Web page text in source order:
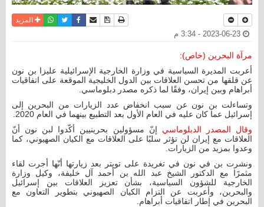
نسخة للطباعة
حفظ الموضوع
أرسل الى صديق
فيسبوكتويترواتسابالمزيد
مرآة البحرين (خاص):
أعربت المديرة السياسية في وزارة الخارجية الإسرائيلية عليزا بن نون
عن قلقها من تحسن العلاقات بين الدول الخليجية الموقعة على اتفاقيات
أبراهام وبين إيران، وفقًا لما ذكره مصدر دبلوماسي.
وتساءلت بن نون عن سبب انخفاض عدد الزيارات من البحرين إلى
إسرائيل عما كان عليه في العام الأول بعد التطبيع بينهما في العام 2020.
وقال المصدر الدبلوماسي إنّ مسؤولين بحرينيين أكّدوا لبن نون أنّ
العلاقات مع إيران لن تؤثر سلبًا على العلاقات مع الكيان الصهيوني، كما
وعدوا بمزيد من الزيارات.
ونشرت بن في نون في تغريدة على تويتر بعد زيارتها أنّها أجرت لقاء
مثمرًا مع الدكتور الشيخ عبد الله بن أحمد آل خليفة، وكيل وزارة
الخارجية للشؤون السياسية، بشأن تعزيز العلاقات بين إسرائيل
والبحرين، وأعربت عن التزام الكيان الصهيوني بتطوير التعاون مع
البحرين في إطار اتفاقيات أبراهام.